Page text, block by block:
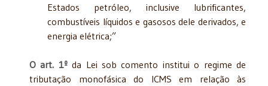
Estados petróleo, inclusive lubrificantes,
combustíveis líquidos e gasosos dele derivados, e
energia elétrica;”
O art. 1ºda Lei sob comento institui o regime de
tributação monofásica do ICMS em relação às